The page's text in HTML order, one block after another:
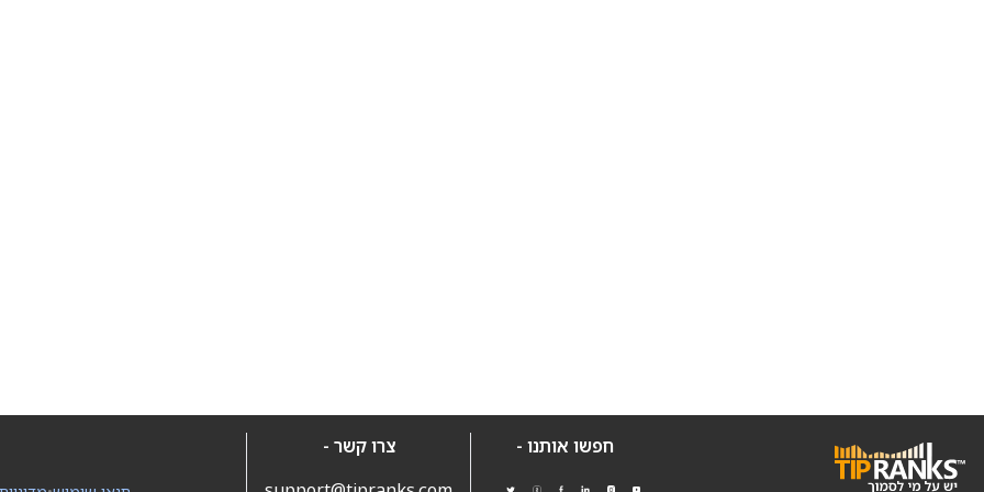
חפשו אותנו -
צרו קשר -